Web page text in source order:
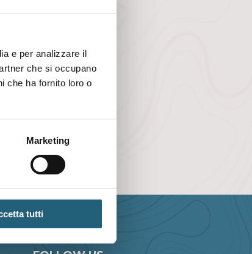
e per analizzare il
che si occupano
che ha fornito loro o
Marketing
tutti